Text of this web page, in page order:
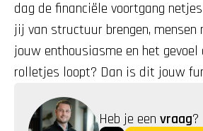
dag de financiële voortgang
jij van structuur brengen, mensen
jouw enthousiasme en het
rolletjes loopt? Dan is dit jouw
Heb je een vraag?